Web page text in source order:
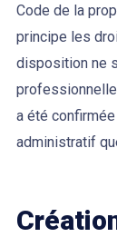
Code de la
principe les
disposition ne
a été
administratif